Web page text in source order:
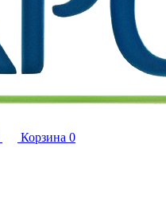
Корзина 0